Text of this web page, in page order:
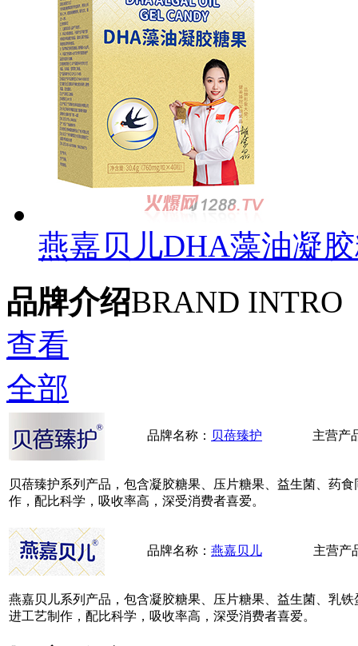
燕嘉贝儿DHA藻油凝
品牌介绍BRAND INTRO
查看
全部
品牌名称： 贝蓓臻护 主营产
贝蓓臻护系列产品，包含凝胶糖果、压片糖果、益生菌、药
作，配比科学，吸收率高，深受消费者喜爱。
品牌名称： 燕嘉贝儿 主营产
燕嘉贝儿系列产品，包含凝胶糖果、压片糖果、益生菌、乳
进工艺制作，配比科学，吸收率高，深受消费者喜爱。